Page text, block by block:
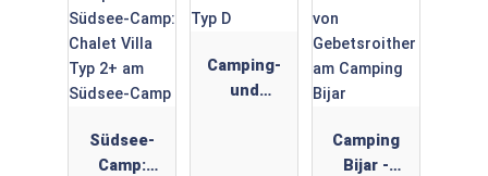
Südsee-
Camp:
Camping-
und
Camping
Bijar -